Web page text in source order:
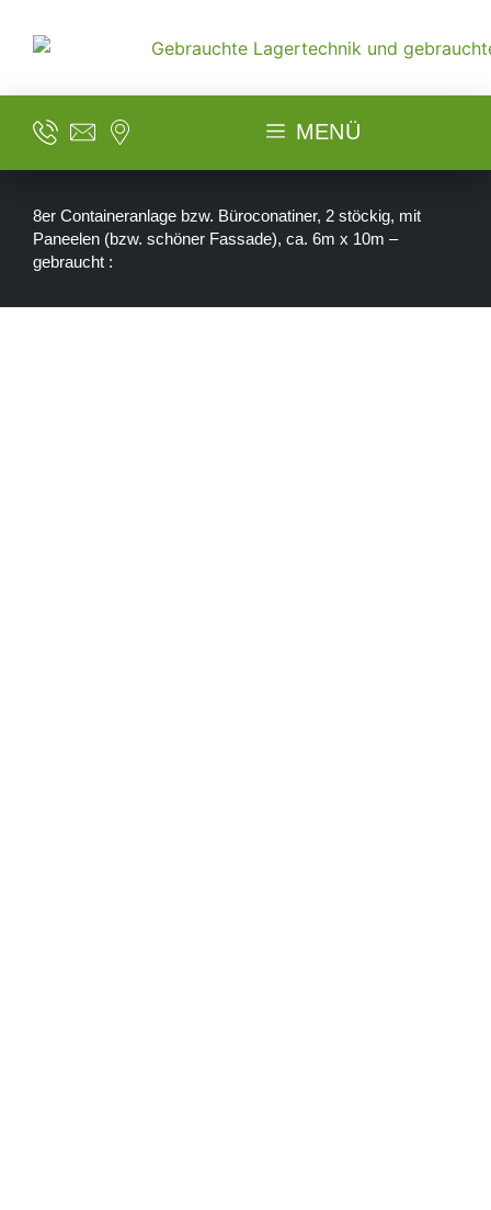
MENÜ
8er Containeranlage bzw. Büroconatiner, 2 stöckig, mit
Paneelen (bzw. schöner Fassade), ca. 6m x 10m –
gebraucht :